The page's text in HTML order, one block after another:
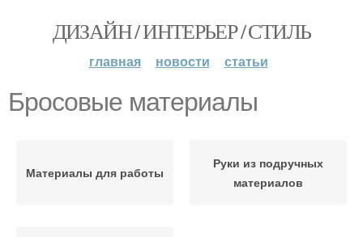
ДИЗАЙН / ИНТЕРЬЕР / СТИЛЬ
главная новости статьи
Бросовые материалы
Материалы для работы
Руки из подручных
материалов